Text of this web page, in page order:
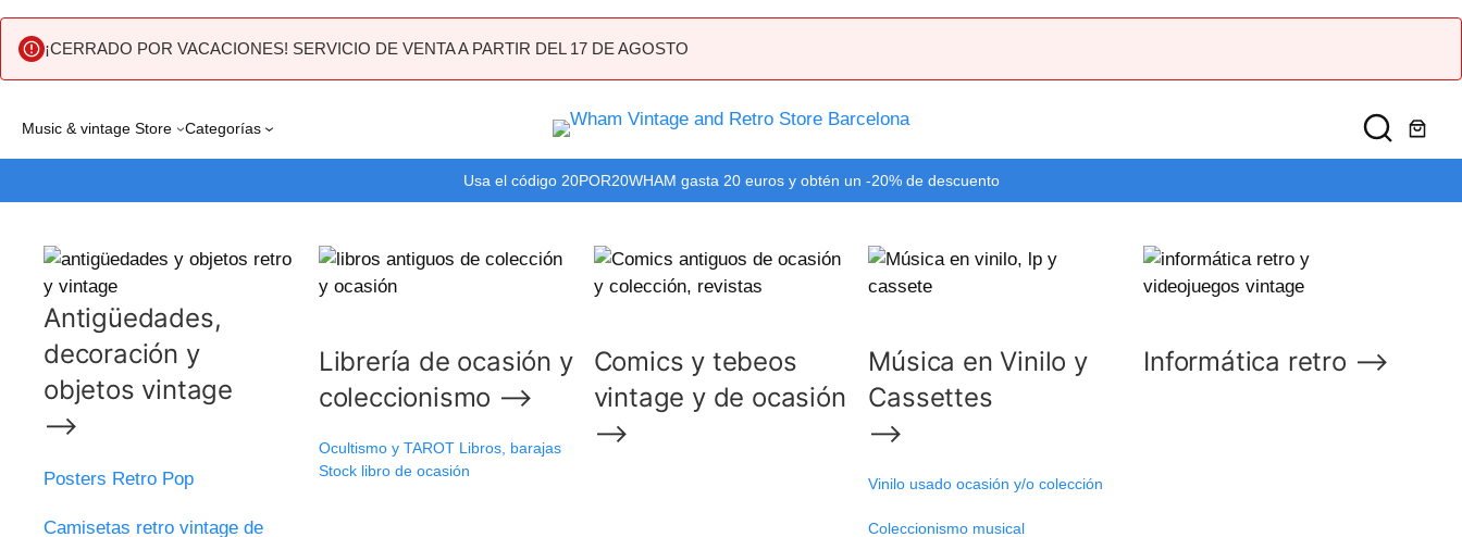
¡CERRADO POR VACACIONES! SERVICIO DE VENTA A PARTIR DEL 17 DE AGOSTO
contenido
Music & vintage Store Categorías
Usa el código 20POR20WHAM gasta 20 euros y obtén un -20% de descuento
Antigüedades,
decoración y
objetos vintage
⟶
Posters Retro Pop
Camisetas retro vintage de
Librería de ocasión y
coleccionismo ⟶
Ocultismo y TAROT Libros, barajas
Stock libro de ocasión
Comics y tebeos
vintage y de ocasión
⟶
Música en Vinilo y
Cassettes
⟶
Vinilo usado ocasión y/o colección
Coleccionismo musical
Informática retro ⟶